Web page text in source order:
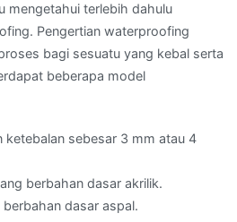
mengetahui terlebih dahulu
Pengertian waterproofing
bagi sesuatu yang kebal serta
beberapa model
ketebalan sebesar 3 mm atau 4
berbahan dasar akrilik.
dasar aspal.